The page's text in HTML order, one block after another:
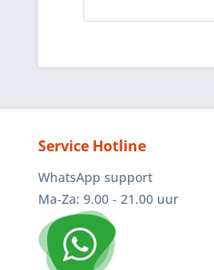
Service Hotline
WhatsApp support
Ma-Za: 9.00 - 21.00 uur